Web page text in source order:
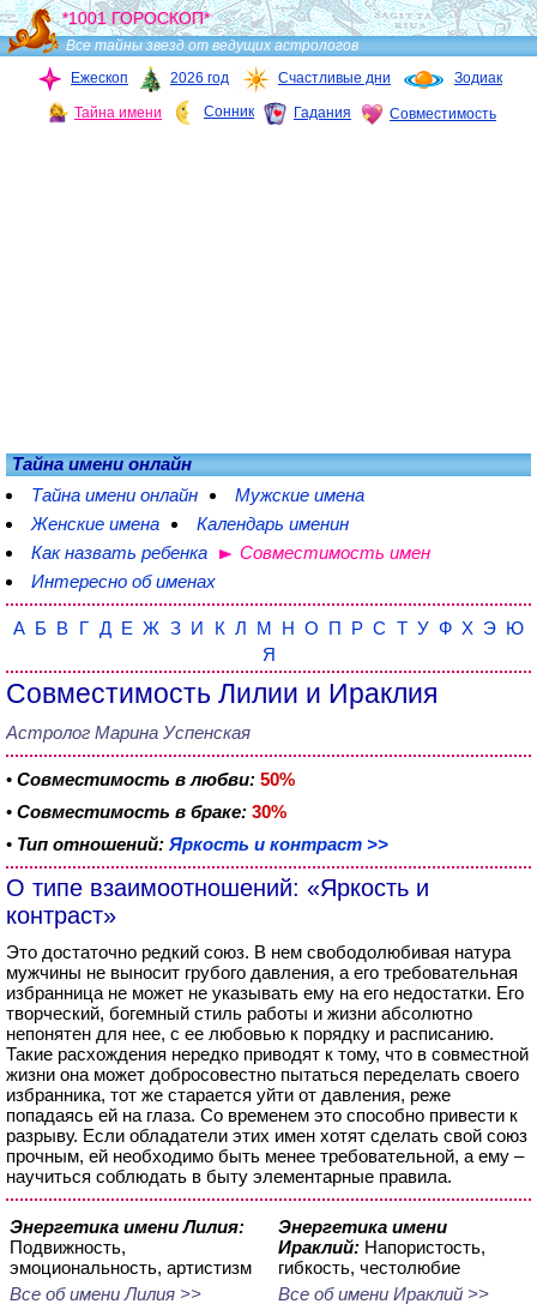
*1001 ГОРОСКОП*
Все тайны звезд от ведущих астрологов
Ежескоп
2026 год Счастливые дни Зодиак
Тайна имени Сонник Гадания Совместимость
Тайна имени онлайн
Тайна имени онлайн
Мужские имена
Женские имена
Календарь именин
Как назвать ребенка
Совместимость имен
Интересно об именах
А Б В Г Д Е Ж З И К Л М Н О П Р С Т У Ф Х Э Ю
Я
Совместимость Лилии и Ираклия
Астролог Марина Успенская
• Совместимость в любви: 50%
• Совместимость в браке: 30%
• Тип отношений: Яркость и контраст >>
О типе взаимоотношений: «Яркость и
контраст»
Это достаточно редкий союз. В нем свободолюбивая натура
мужчины не выносит грубого давления, а его требовательная
избранница не может не указывать ему на его недостатки. Его
творческий, богемный стиль работы и жизни абсолютно
непонятен для нее, с ее любовью к порядку и расписанию.
Такие расхождения нередко приводят к тому, что в совместной
жизни она может добросовестно пытаться переделать своего
избранника, тот же старается уйти от давления, реже
попадаясь ей на глаза. Со временем это способно привести к
разрыву. Если обладатели этих имен хотят сделать свой союз
прочным, ей необходимо быть менее требовательной, а ему –
научиться соблюдать в быту элементарные правила.
Энергетика имени Лилия:
Подвижность,
эмоциональность, артистизм
Все об имени Лилия >>
Энергетика имени
Ираклий: Напористость,
гибкость, честолюбие
Все об имени Ираклий >>